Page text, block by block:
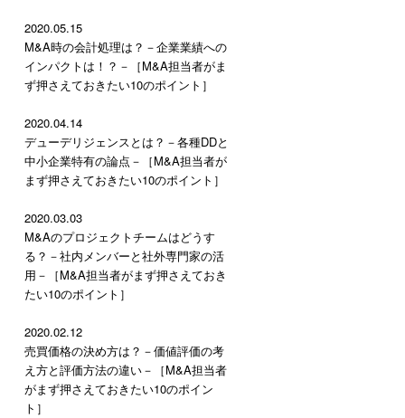
2020.05.15
M&A時の会計処理は？－企業業績への
インパクトは！？－［M&A担当者がま
ず押さえておきたい10のポイント］
2020.04.14
デューデリジェンスとは？－各種DDと
中小企業特有の論点－［M&A担当者が
まず押さえておきたい10のポイント］
2020.03.03
M&Aのプロジェクトチームはどうす
る？－社内メンバーと社外専門家の活
用－［M&A担当者がまず押さえておき
たい10のポイント］
2020.02.12
売買価格の決め方は？－価値評価の考
え方と評価方法の違い－［M&A担当者
がまず押さえておきたい10のポイン
ト］